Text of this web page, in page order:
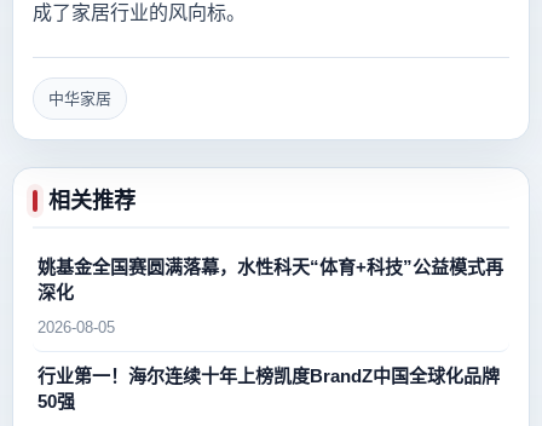
成了家居行业的风向标。
中华家居
相关推荐
姚基金全国赛圆满落幕，水性科天“体育+科技”公益模式再
深化
2026-08-05
行业第一！海尔连续十年上榜凯度BrandZ中国全球化品牌
50强